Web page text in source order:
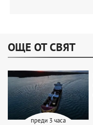
ОЩЕ ОТ СВЯТ
преди 3 часа